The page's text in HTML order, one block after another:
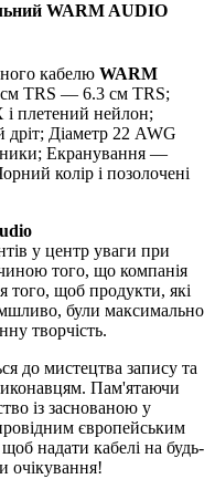
WARM AUDIO
кабелю WARM
TRS — 6.3 см TRS;
плетений нейлон;
Діаметр 22 AWG
Екранування —
колір і позолочені
у центр уваги при
того, що компанія
того, щоб продукти, які
були максимально
творчість.
до мистецтва запису та
Пам'ятаючи
із заснованою у
європейським
надати кабелі на будь-
очікування!